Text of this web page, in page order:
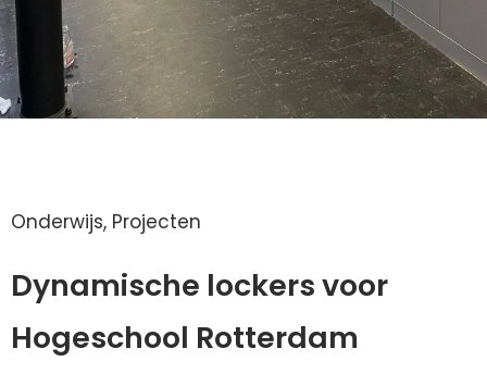
Onderwijs, Projecten
Dynamische lockers voor
Hogeschool Rotterdam